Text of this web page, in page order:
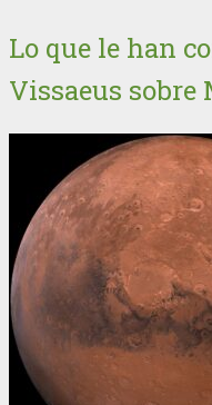
Lo que le han
Vissaeus sobre